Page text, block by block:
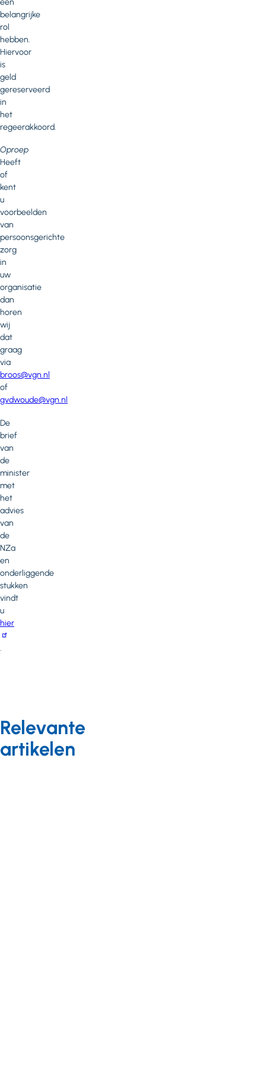
belangrijke
rol
hebben.
Hiervoor
is
geld
gereserveerd
in
het
regeerakkoord.
Oproep
Heeft
of
kent
u
voorbeelden
van
persoonsgerichte
zorg
in
uw
organisatie
dan
horen
wij
dat
graag
via
broos@vgn.nl
of
gvdwoude@vgn.nl
De
brief
van
de
minister
met
het
advies
van
de
NZa
en
onderliggende
stukken
vindt
u
hier
.
Relevante
artikelen